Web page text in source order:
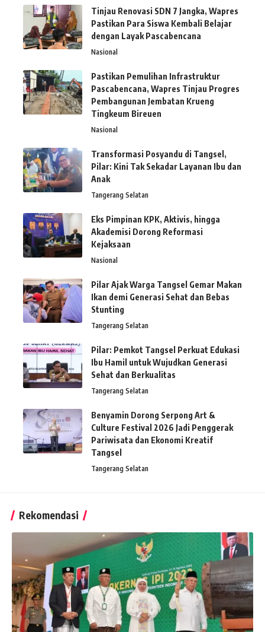
Tinjau Renovasi SDN 7 Jangka, Wapres
Pastikan Para Siswa Kembali Belajar
dengan Layak Pascabencana
Nasional
Pastikan Pemulihan Infrastruktur
Pascabencana, Wapres Tinjau Progres
Pembangunan Jembatan Krueng
Tingkeum Bireuen
Nasional
Transformasi Posyandu di Tangsel,
Pilar: Kini Tak Sekadar Layanan Ibu dan
Anak
Tangerang Selatan
Eks Pimpinan KPK, Aktivis, hingga
Akademisi Dorong Reformasi
Kejaksaan
Nasional
Pilar Ajak Warga Tangsel Gemar Makan
Ikan demi Generasi Sehat dan Bebas
Stunting
Tangerang Selatan
Pilar: Pemkot Tangsel Perkuat Edukasi
Ibu Hamil untuk Wujudkan Generasi
Sehat dan Berkualitas
Tangerang Selatan
Benyamin Dorong Serpong Art &
Culture Festival 2026 Jadi Penggerak
Pariwisata dan Ekonomi Kreatif
Tangsel
Tangerang Selatan
Rekomendasi